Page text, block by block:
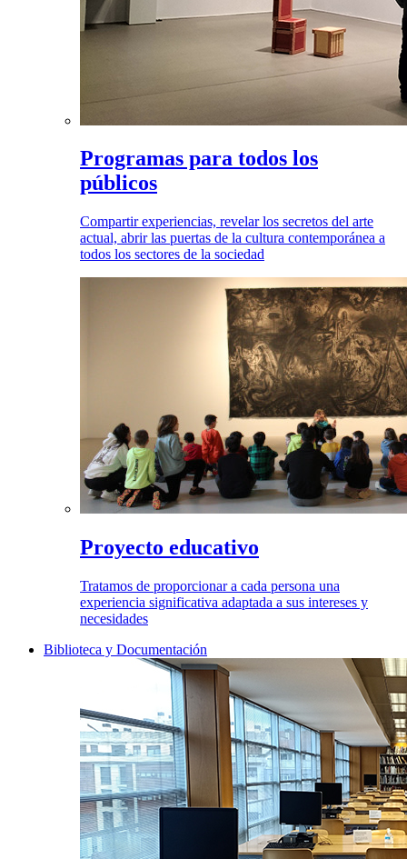
Programas para todos los
públicos
Compartir experiencias, revelar los secretos del arte
actual, abrir las puertas de la cultura contemporánea a
todos los sectores de la sociedad
Proyecto educativo
Tratamos de proporcionar a cada persona una
experiencia significativa adaptada a sus intereses y
necesidades
Biblioteca y Documentación